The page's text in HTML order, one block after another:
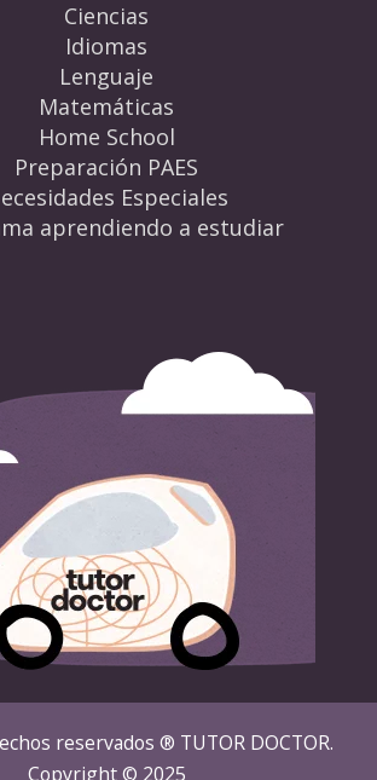
Ciencias
Idiomas
Lenguaje
Matemáticas
Home School
Preparación PAES
Especiales
aprendiendo a estudiar
reservados ® TUTOR DOCTOR.
Copyright © 2025